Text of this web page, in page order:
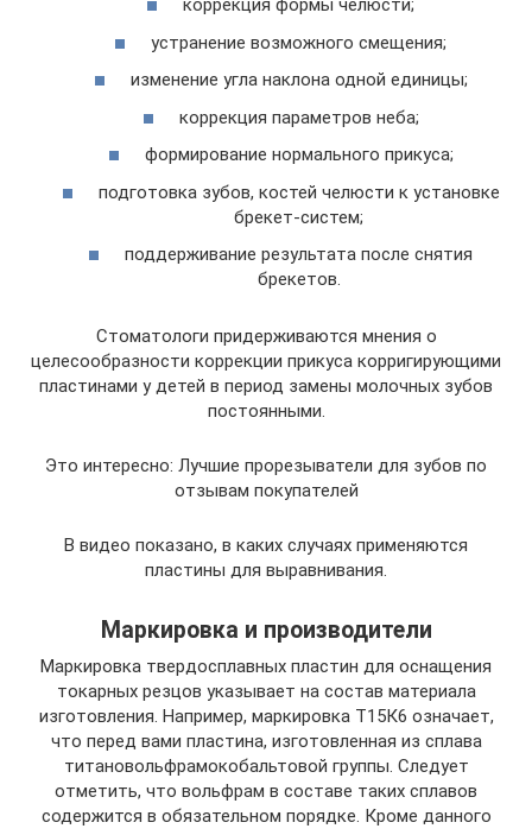
коррекция формы челюсти;
устранение возможного смещения;
изменение угла наклона одной единицы;
коррекция параметров неба;
формирование нормального прикуса;
подготовка зубов, костей челюсти к установке
брекет-систем;
поддерживание результата после снятия
брекетов.
Стоматологи придерживаются мнения о
целесообразности коррекции прикуса корригирующими
пластинами у детей в период замены молочных зубов
постоянными.
Это интересно: Лучшие прорезыватели для зубов по
отзывам покупателей
В видео показано, в каких случаях применяются
пластины для выравнивания.
Маркировка и производители
Маркировка твердосплавных пластин для оснащения
токарных резцов указывает на состав материала
изготовления. Например, маркировка Т15К6 означает,
что перед вами пластина, изготовленная из сплава
титановольфрамокобальтовой группы. Следует
отметить, что вольфрам в составе таких сплавов
содержится в обязательном порядке. Кроме данного